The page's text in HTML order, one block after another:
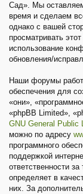
Сад». Мы
время и сделаем
однако с вашей
просматривать
использование
обновления/
Наши форумы
обеспечения для
«они»,
«phpBB Limited»,
GNU General Public
можно по адресу
программного
поддержкой
ответственности
определяет в
них. За